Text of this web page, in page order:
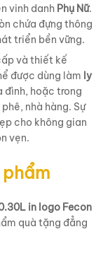
vinh danh Phụ Nữ.
chứa đựng thông
triển bền vững.
và thiết kế
được dùng làm ly
đình, hoặc trong
nhà hàng. Sự
cho không gian
vẹn.
in logo Fecon
quà tặng đẳng